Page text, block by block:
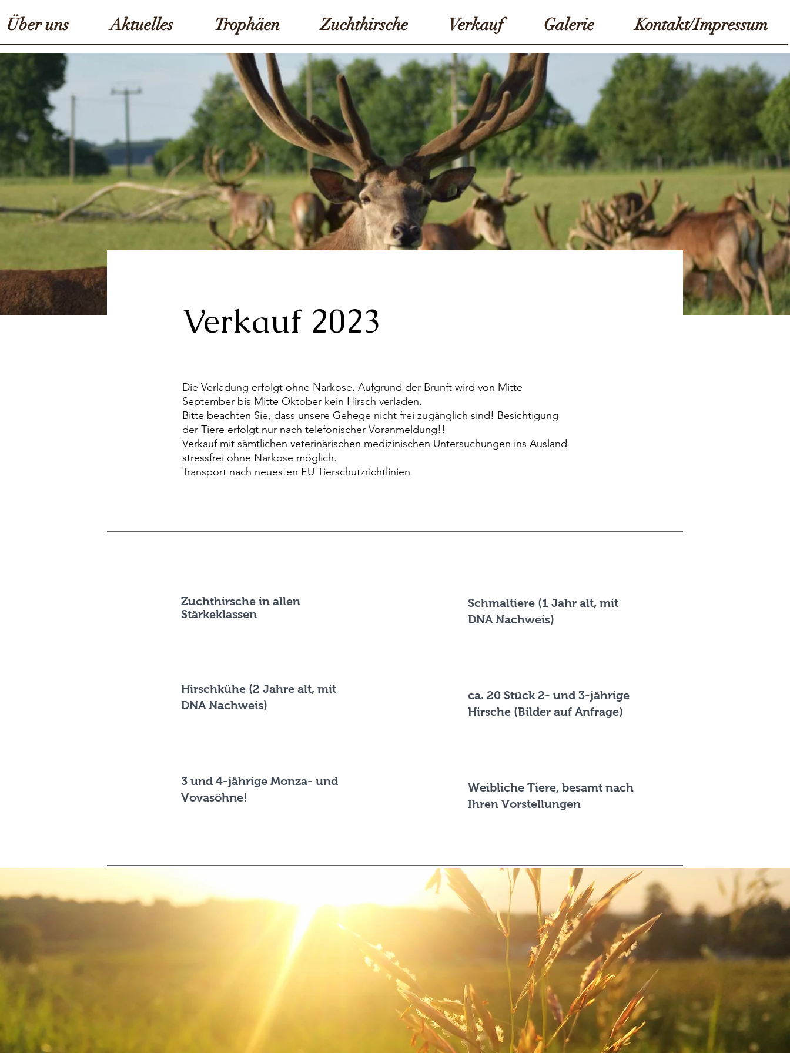
Verkauf 2023
Die Verladung erfolgt ohne Narkose. Aufgrund der Brunft wird von Mitte
September bis Mitte Oktober kein Hirsch verladen.
Bitte beachten Sie, dass unsere Gehege nicht frei zugänglich sind! Besichtigung
der Tiere erfolgt nur nach telefonischer Voranmeldung!!
Verkauf mit sämtlichen veterinärischen medizinischen Untersuchungen ins Ausland
stressfrei ohne Narkose möglich.
Transport nach neuesten EU Tierschutzrichtlinien​​​​​​​​​​​​​
Zuchthirsche in allen
Stärkeklassen
Hirschkühe (2 Jahre alt, mit
DNA Nachweis)
3 und 4-jährige Monza- und
Vovasöhne!
Schmaltiere (1 Jahr alt, mit
DNA Nachweis)
ca. 20 Stück 2- und 3-jährige
Hirsche (Bilder auf Anfrage)
Weibliche Tiere, besamt nach
Ihren Vorstellungen
Über uns Aktuelles Trophäen Zuchthirsche Verkauf Galerie Kontakt/Impressum